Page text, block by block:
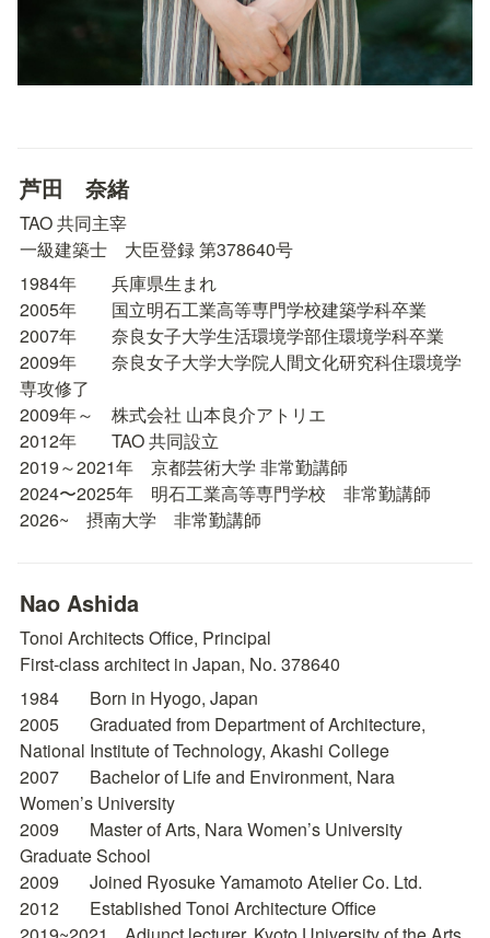
芦田　奈緒
TAO 共同主宰
一級建築士　大臣登録 第378640号
1984年　　兵庫県生まれ
2005年　　国立明石工業高等専門学校建築学科卒業
2007年　　奈良女子大学生活環境学部住環境学科卒業
2009年　　奈良女子大学大学院人間文化研究科住環境学
専攻修了
2009年～　株式会社 山本良介アトリエ
2012年　　TAO 共同設立
2019～2021年　京都芸術大学 非常勤講師
2024〜2025年　明石工業高等専門学校　非常勤講師
2026~　摂南大学　非常勤講師
Nao Ashida
Tonoi Architects Office, Principal
First-class architect in Japan, No. 378640
1984	Born in Hyogo, Japan
2005	Graduated from Department of Architecture,
National Institute of Technology, Akashi College
2007	Bachelor of Life and Environment, Nara
Women’s University
2009	Master of Arts, Nara Women’s University
Graduate School
2009	Joined Ryosuke Yamamoto Atelier Co. Ltd.
2012	Established Tonoi Architecture Office